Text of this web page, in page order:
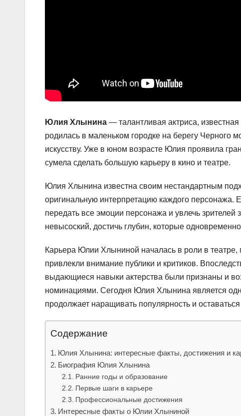
Юлия Хлынина — талантливая актриса,
родилась в маленьком городке на берегу Черного
искусству. Уже в юном возрасте Юлия проявила
сумела сделать большую карьеру в кино и театре.
Юлия Хлынина известна своим нестандартным
оригинальную интерпретацию каждого персонажа.
передать все эмоции персонажа и увлечь зрителей
невысоский, достичь глубин, которые
Карьера Юлии Хлыниной началась в роли в
привлекли внимание публики и критиков.
выдающиеся навыки актерства были признаны и
номинациями. Сегодня Юлия Хлынина является
продолжает наращивать популярность и
Содержание
Юлия Хлынина: интересные факты, достижения и
Биография Юлия Хлынина
Ранние годы и образование
Первые шаги в карьере
Профессиональные достижения
Интересные факты о Юлии Хлыниной